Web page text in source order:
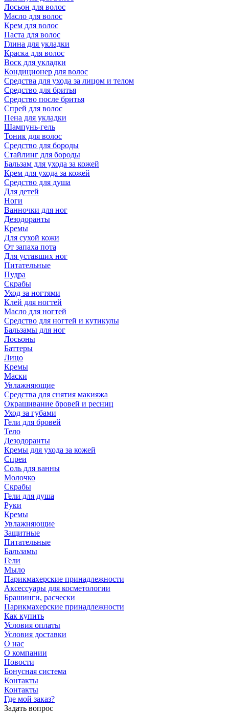
Лосьон для волос
Масло для волос
Крем для волос
Паста для волос
Глина для укладки
Краска для волос
Воск для укладки
Кондиционер для волос
Средства для ухода за лицом и телом
Средство для бритья
Средство после бритья
Спрей для волос
Пена для укладки
Шампунь-гель
Тоник для волос
Средство для бороды
Стайлинг для бороды
Бальзам для ухода за кожей
Крем для ухода за кожей
Средство для душа
Для детей
Ноги
Ванночки для ног
Дезодоранты
Кремы
Для сухой кожи
От запаха пота
Для уставших ног
Питательные
Пудра
Скрабы
Уход за ногтями
Клей для ногтей
Масло для ногтей
Средство для ногтей и кутикулы
Бальзамы для ног
Лосьоны
Баттеры
Лицо
Кремы
Маски
Увлажняющие
Средства для снятия макияжа
Окрашивание бровей и ресниц
Уход за губами
Гели для бровей
Тело
Дезодоранты
Кремы для ухода за кожей
Спреи
Соль для ванны
Молочко
Скрабы
Гели для душа
Руки
Кремы
Увлажняющие
Защитные
Питательные
Бальзамы
Гели
Мыло
Парикмахерские принадлежности
Аксессуары для косметологии
Брашинги, расчески
Парикмахерские принадлежности
Как купить
Условия оплаты
Условия доставки
О нас
О компании
Новости
Бонусная система
Контакты
Контакты
Где мой заказ?
Задать вопрос